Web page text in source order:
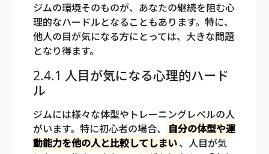
ジムの環境そのものが、あなたの継続を阻む心
理的なハードルとなることもあります。特に、
他人の目が気になる方にとっては、大きな問題
となり得ます。
2.4.1 人目が気になる心理的ハード
ル
ジムには様々な体型やトレーニングレベルの人
がいます。特に初心者の場合、
自分の体型や運
動能力を他の人と比較してしまい、人目が気